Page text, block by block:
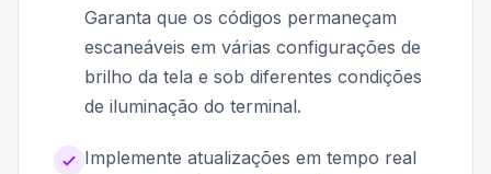
Garanta que os códigos permaneçam
escaneáveis em várias configurações de
brilho da tela e sob diferentes condições
de iluminação do terminal.
Implemente atualizações em tempo real